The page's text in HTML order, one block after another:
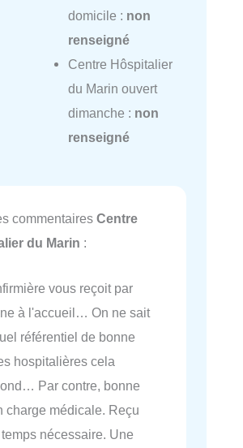
domicile : non
renseigné
Centre Hôspitalier
du Marin ouvert
dimanche : non
renseigné
commentaires Centre
du Marin :
vous reçoit par
à l'accueil… On ne sait
référentiel de bonne
hospitalières cela
Par contre, bonne
charge médicale. Reçu
nécessaire. Une